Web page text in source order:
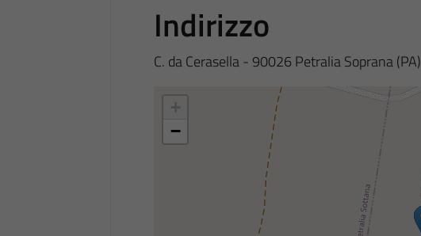
Indirizzo
C. da Cerasella - 90026 Petralia Soprana (PA)
−